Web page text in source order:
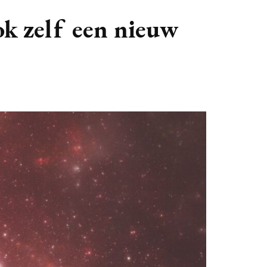
(BULLET) JOURNALLING
DUURZAAMHEID
WILDPLUKKEN
GEZOCHT!
NIEUWS
SAMENWERKEN
CONTACT
zelf een nieuw